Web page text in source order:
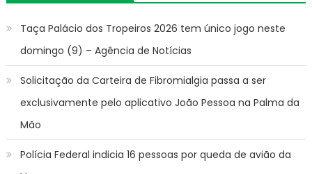
27
janeiro
de
Taça Palácio dos Tropeiros 2026 tem único jogo neste
domingo (9) – Agência de Notícias
Solicitação da Carteira de Fibromialgia passa a ser
exclusivamente pelo aplicativo João Pessoa na Palma da
Mão
Polícia Federal indicia 16 pessoas por queda de avião da